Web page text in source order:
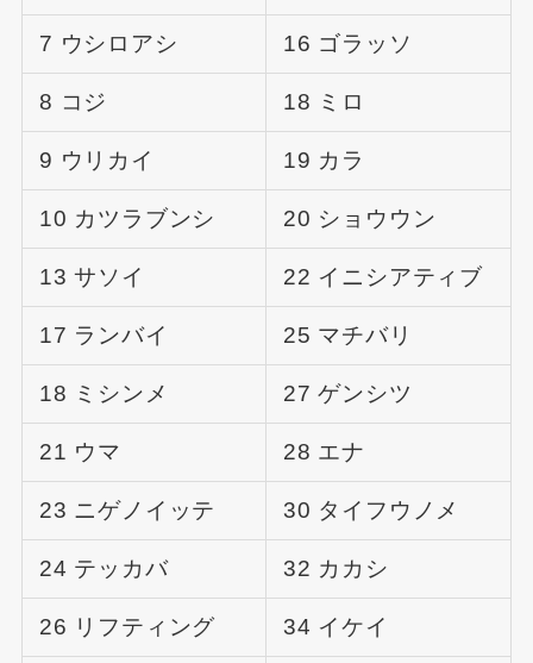
7 ウシロアシ 16 ゴラッソ
8 コジ 18 ミロ
9 ウリカイ 19 カラ
10 カツラブンシ 20 ショウウン
13 サソイ 22 イニシアティブ
17 ランバイ 25 マチバリ
18 ミシンメ 27 ゲンシツ
21 ウマ 28 エナ
23 ニゲノイッテ 30 タイフウノメ
24 テッカバ 32 カカシ
26 リフティング 34 イケイ